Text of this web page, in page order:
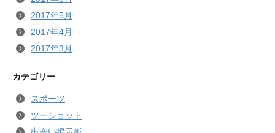
2017年5月
2017年4月
2017年3月
カテゴリー
スポーツ
ツーショット